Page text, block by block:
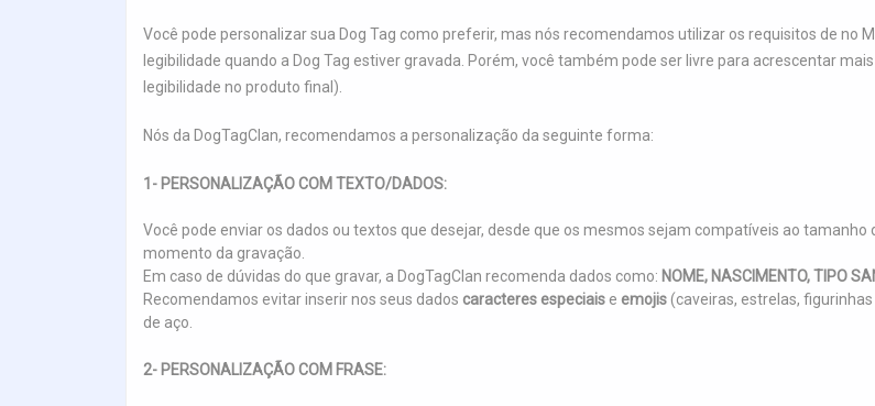
Você pode personalizar sua Dog Tag como preferir, mas nós recomendamos utilizar os requisitos de no
legibilidade quando a Dog Tag estiver gravada. Porém, você também pode ser livre para acrescentar
legibilidade no produto final).
Nós da DogTagClan, recomendamos a personalização da seguinte forma:
1- PERSONALIZAÇÃO COM TEXTO/DADOS:
Você pode enviar os dados ou textos que desejar, desde que os mesmos sejam compatíveis ao
momento da gravação.
Em caso de dúvidas do que gravar, a DogTagClan recomenda dados como: NOME, NASCIMENTO, TIPO
Recomendamos evitar inserir nos seus dados caracteres especiais e emojis(caveiras, estrelas,
de aço.
2- PERSONALIZAÇÃO COM FRASE: